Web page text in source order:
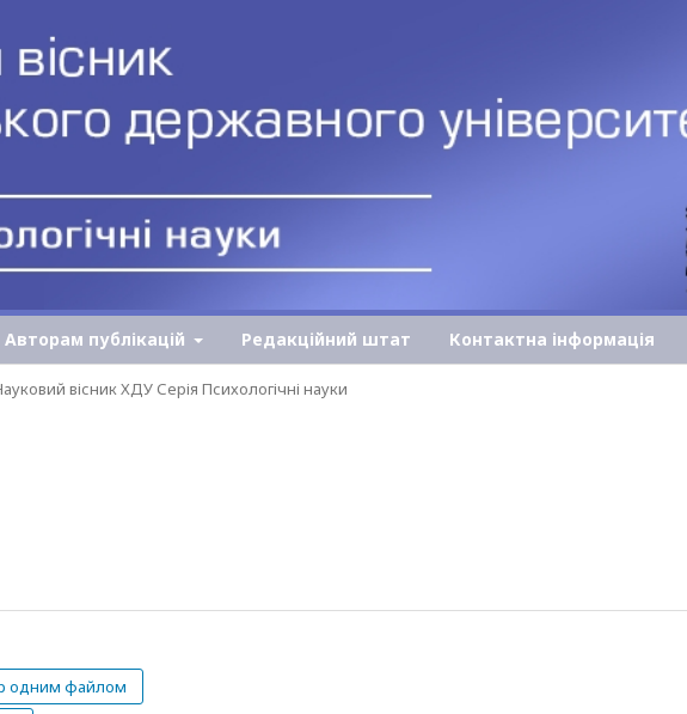
Авторам публікацій Редакційний штат Контактна інформація
вісник ХДУ Серія Психологічні науки
одним файлом